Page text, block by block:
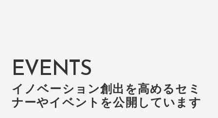
EVENTS
イノベーション創出を高めるセミ
ナーやイベントを公開しています